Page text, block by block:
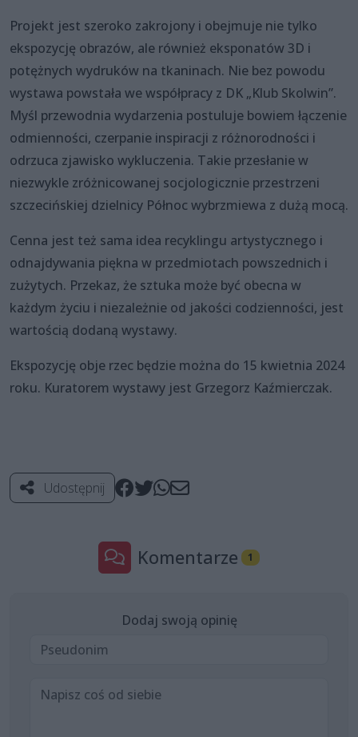
Projekt jest szeroko zakrojony i obejmuje nie tylko
ekspozycję obrazów, ale również eksponatów 3D i
potężnych wydruków na tkaninach. Nie bez powodu
wystawa powstała we współpracy z DK „Klub Skolwin”.
Myśl przewodnia wydarzenia postuluje bowiem łączenie
odmienności, czerpanie inspiracji z różnorodności i
odrzuca zjawisko wykluczenia. Takie przesłanie w
niezwykle zróżnicowanej socjologicznie przestrzeni
szczecińskiej dzielnicy Północ wybrzmiewa z dużą mocą.
Cenna jest też sama idea recyklingu artystycznego i
odnajdywania piękna w przedmiotach powszednich i
zużytych. Przekaz, że sztuka może być obecna w
każdym życiu i niezależnie od jakości codzienności, jest
wartością dodaną wystawy.
Ekspozycję obje rzec będzie można do 15 kwietnia 2024
roku. Kuratorem wystawy jest Grzegorz Kaźmierczak.
Udostępnij
Komentarze 1
Dodaj swoją opinię